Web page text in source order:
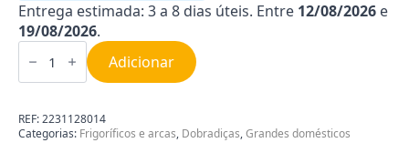
Entrega estimada: 3 a 8 dias úteis. Entre 12/08/2026 e
19/08/2026.
Quantidade
de
Direita
Frigorífico
Zanussi
2231128014
Adicionar
REF:2231128014
Categorias: Frigoríficos e arcas, Dobradiças,Grandes domésticos